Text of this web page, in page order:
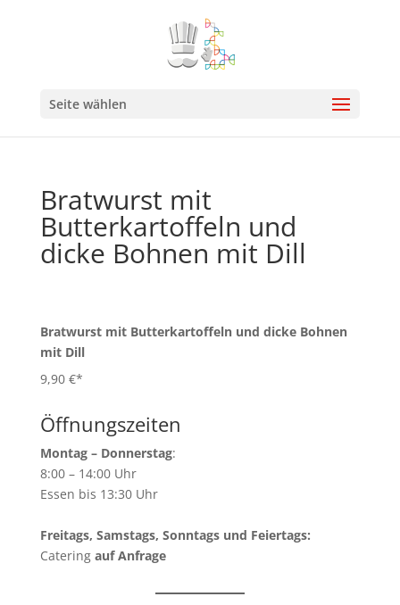
Seite wählen
Bratwurst mit
Butterkartoffeln und
dicke Bohnen mit Dill
Bratwurst mit Butterkartoffeln und dicke Bohnen
mit Dill
9,90 €*
Öffnungszeiten
Montag – Donnerstag:
8:00 – 14:00 Uhr
Essen bis 13:30 Uhr
Freitags, Samstags, Sonntags und Feiertags:
Catering auf Anfrage